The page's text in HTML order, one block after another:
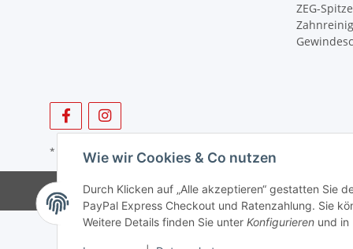
ZEG-
* Alle Preise zzgl. gesetzlicher USt., zzgl. Versand
Wie wir Cookies & Co nutzen
Durch Klicken auf „Alle akzeptieren“ gestatten Sie
PayPal Express Checkout und Ratenzahlung. Sie
Weitere Details finden Sie unter Konfigurieren und